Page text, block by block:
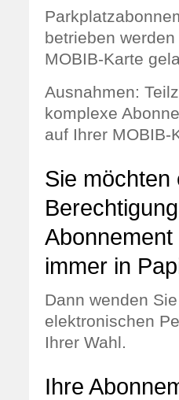
betrieben
MOBIB-Karte
Ausnahmen:
komplexe
auf Ihrer MOBIB-
Sie möchten
immer in
Dann wenden
elektronischen
Ihrer Wahl.
Ihre